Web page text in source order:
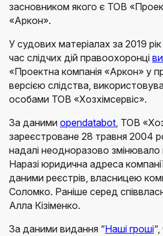
засновником якого є ТОВ
«Аркон».
У судових матеріалах за 2019
час слідчих дій правоохоронці
«Проектна компанія «Аркон» у
версією слідства,
особами ТОВ «Хозхімсервіс».
За даними opendatabot, ТОВ
зареєстроване 28 травня 2004
надалі неодноразово змінювало
Наразі юридична адреса
даними реєстрів, власницею
Соломко. Раніше серед
Алла Кізіменко.
За даними видання “Наші гроші